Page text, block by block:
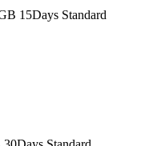
15Days Standard